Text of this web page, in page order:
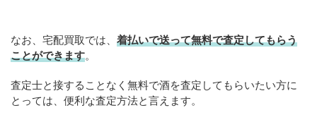
なお、宅配買取では、 着払いで送って無料で査定してもらう
ことができます。
査定士と接することなく無料で酒を査定してもらいたい方に
とっては、便利な査定方法と言えます。